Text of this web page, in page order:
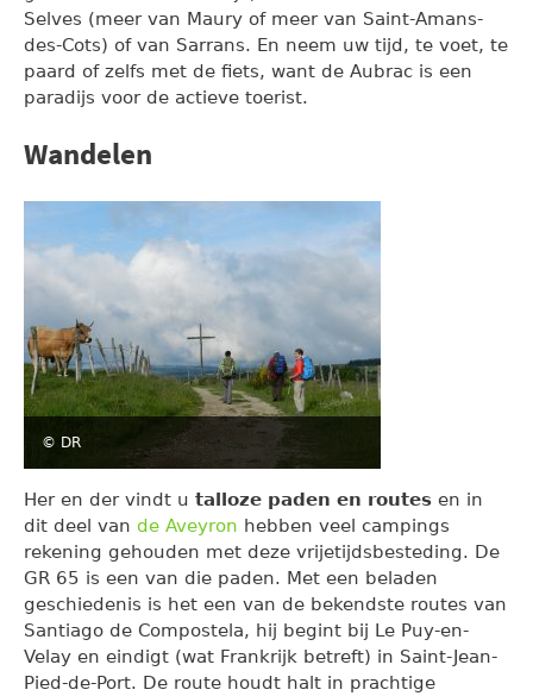
Selves (meer van Maury of meer van Saint-Amans-
des-Cots) of van Sarrans. En neem uw tijd, te voet, te
paard of zelfs met de fiets, want de Aubrac is een
paradijs voor de actieve toerist.
Wandelen
© DR
Her en der vindt u talloze paden en routes en in
dit deel van de Aveyron hebben veel campings
rekening gehouden met deze vrijetijdsbesteding. De
GR 65 is een van die paden. Met een beladen
geschiedenis is het een van de bekendste routes van
Santiago de Compostela, hij begint bij Le Puy-en-
Velay en eindigt (wat Frankrijk betreft) in Saint-Jean-
Pied-de-Port. De route houdt halt in prachtige